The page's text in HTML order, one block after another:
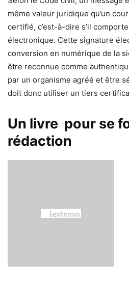
même valeur juridique qu’un
certifié, c’est-à-dire s’il
électronique. Cette signature
conversion en numérique de la
être reconnue comme
par un organisme agréé et être
doit donc utiliser un tiers
Un livre pour se
rédaction